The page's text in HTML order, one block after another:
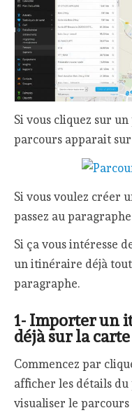
Si vous cliquez sur
parcours apparait
Si vous voulez créer
passez au
Si ça vous intéresse
un itinéraire déjà
paragraphe.
1- Importer un
déjà sur la carte
Commencez par
afficher les détails
visualiser le parcours